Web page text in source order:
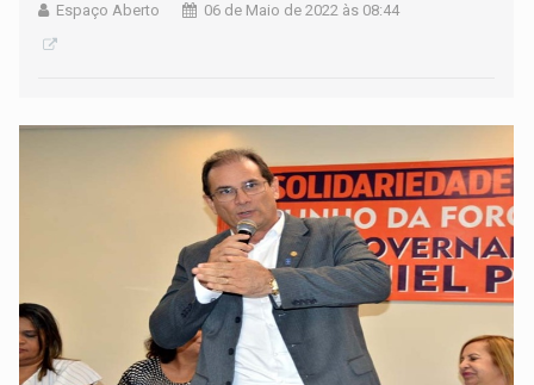
Espaço Aberto 06 de Maio de 2022 às 08:44